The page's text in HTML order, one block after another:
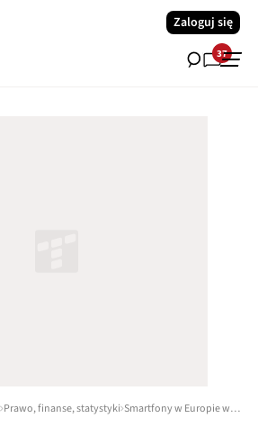
Zaloguj się
37
Prawo, finanse, statystyki Smartfony w Europie w 1Q2024. Liczą się tylko trzy marki